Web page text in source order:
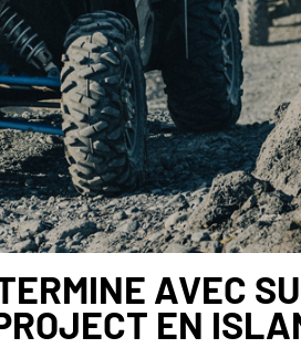
AVEC
EN